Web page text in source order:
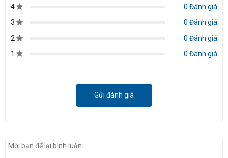
Pulsar X2 V3 T1 Edition
chuột không dây siêu
nhẹđặc biệt được hợp tác phát triển giữa
đội tuyển
T1 Valorant
. Với thiết kế tối giản nhưng hiện đại, chuột có trọng
lượng chỉ
4
0 Đánh giá
3
0 Đánh giá
2
0 Đánh giá
1
0 Đánh giá
Gửi đánh giá